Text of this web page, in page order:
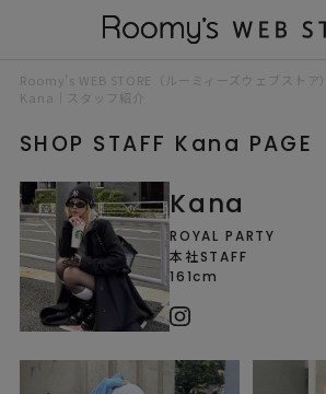
Roomy’s WEB STORE（ルーミィーズウェブストア）
Kana｜スタッフ紹介
SHOP STAFF Kana PAGE
Kana
ROYAL PARTY
本社STAFF
161cm